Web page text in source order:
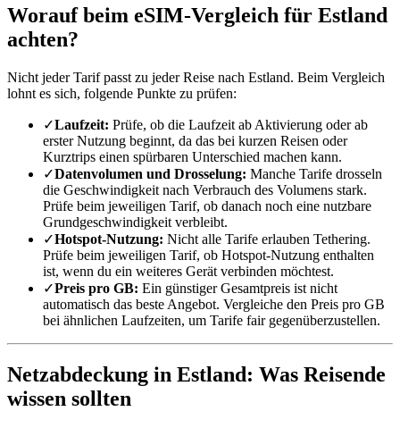
Worauf beim eSIM-Vergleich für Estland
achten?
Nicht jeder Tarif passt zu jeder Reise nach Estland. Beim Vergleich
lohnt es sich, folgende Punkte zu prüfen:
✓Laufzeit: Prüfe, ob die Laufzeit ab Aktivierung oder ab
erster Nutzung beginnt, da das bei kurzen Reisen oder
Kurztrips einen spürbaren Unterschied machen kann.
✓Datenvolumen und Drosselung: Manche Tarife drosseln
die Geschwindigkeit nach Verbrauch des Volumens stark.
Prüfe beim jeweiligen Tarif, ob danach noch eine nutzbare
Grundgeschwindigkeit verbleibt.
✓Hotspot-Nutzung: Nicht alle Tarife erlauben Tethering.
Prüfe beim jeweiligen Tarif, ob Hotspot-Nutzung enthalten
ist, wenn du ein weiteres Gerät verbinden möchtest.
✓Preis pro GB: Ein günstiger Gesamtpreis ist nicht
automatisch das beste Angebot. Vergleiche den Preis pro GB
bei ähnlichen Laufzeiten, um Tarife fair gegenüberzustellen.
Netzabdeckung in Estland: Was Reisende
wissen sollten